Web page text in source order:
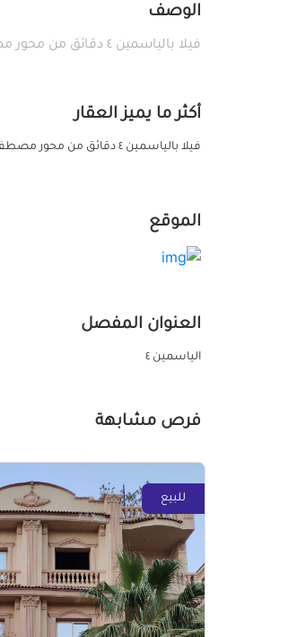
الوصف
فيلا بالياسمين ٤ دقائق من محور مصطفي كامل وانور السادات التجمع الاول
أكثر ما يميز العقار
فيلا بالياسمين ٤ دقائق من محور مصطفي كامل وانور السادات التجمع الاول
الموقع
العنوان المفصل
الياسمين ٤
فرص مشابهة
للبيع